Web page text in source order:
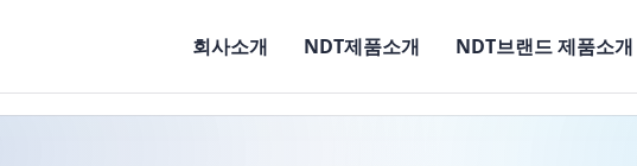
회사소개 NDT제품소개 NDT브랜드 제품소개